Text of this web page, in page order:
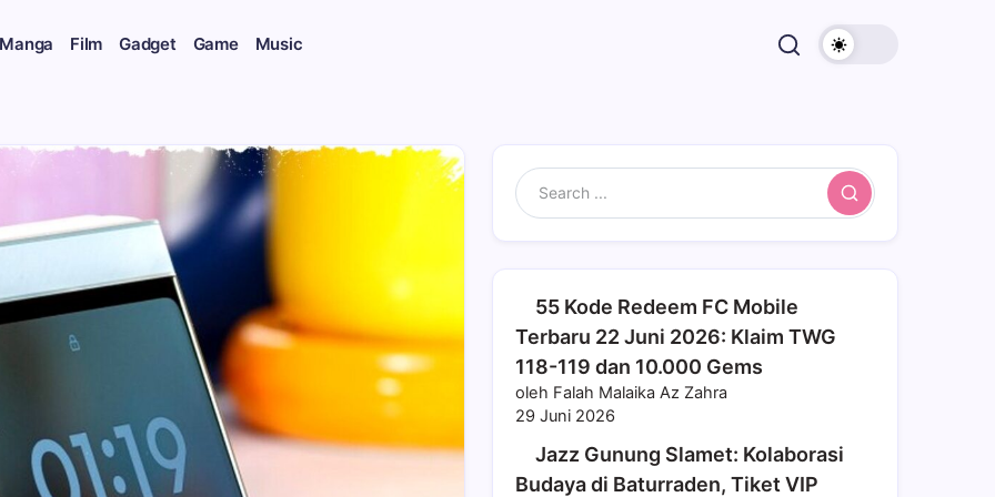
Film Gadget Game Music
Search
55 Kode Redeem FC Mobile
Terbaru 22 Juni 2026: Klaim TWG
118-119 dan 10.000 Gems
oleh Falah Malaika Az Zahra
29 Juni 2026
Jazz Gunung Slamet: Kolaborasi
Budaya di Baturraden, Tiket VIP